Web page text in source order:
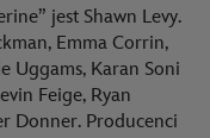
jest Shawn Levy.
Emma Corrin,
Uggams, Karan Soni
Feige, Ryan
Donner. Producenci